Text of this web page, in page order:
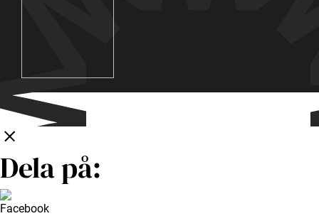
Dataskyddspolicy
©2026 - Widerlöv Fastighetsmäklare
Dela på: